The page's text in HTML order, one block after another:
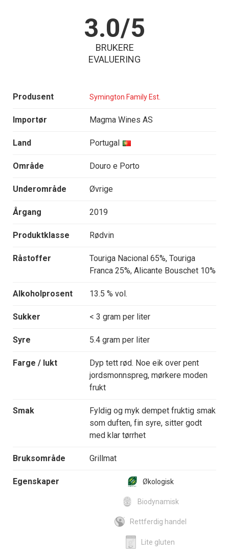
3.0/5
BRUKERE
EVALUERING
Produsent Symington Family Est.
Importør Magma Wines AS
Land Portugal
Område Douro e Porto
Underområde Øvrige
Årgang 2019
Produktklasse Rødvin
Råstoffer
Touriga Nacional 65%, Touriga
Franca 25%, Alicante Bouschet 10%
Alkoholprosent 13.5 % vol.
Sukker < 3 gram per liter
Syre 5.4 gram per liter
Farge / lukt
Dyp tett rød. Noe eik over pent
jordsmonnspreg, mørkere moden
frukt
Smak
Fyldig og myk dempet fruktig smak
som duften, fin syre, sitter godt
med klar tørrhet
Bruksområde Grillmat
Egenskaper Økologisk
Biodynamisk
Rettferdig handel
Lite gluten